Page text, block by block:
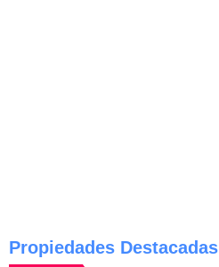
Propiedades Destacadas